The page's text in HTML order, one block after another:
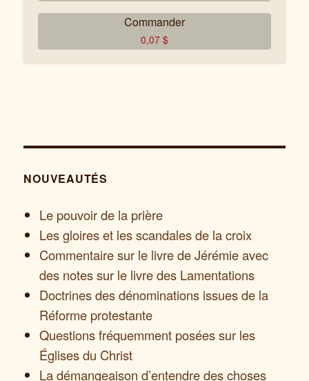
Commander
0,07 $
NOUVEAUTÉS
Le pouvoir de la prière
Les gloires et les scandales de la croix
Commentaire sur le livre de Jérémie avec
des notes sur le livre des Lamentations
Doctrines des dénominations issues de la
Réforme protestante
Questions fréquemment posées sur les
Églises du Christ
La démangeaison d’entendre des choses